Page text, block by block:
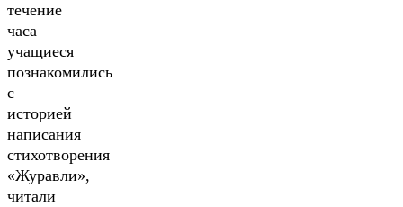
течение
часа
учащиеся
познакомились
с
историей
написания
стихотворения
«Журавли»,
читали